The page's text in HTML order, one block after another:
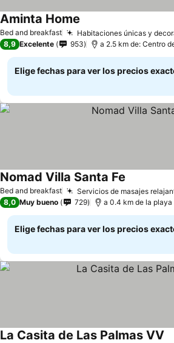
Bed and breakfast Habitaciones únicas y
Aminta Home
8,9 Excelente 953 a 2.5 km de: Centro
Elige fechas para ver los precios
Bed and breakfast Servicios de masajes
Nomad Villa Santa Fe
8,0 Muy bueno 729 a 0.4 km de la playa
Elige fechas para ver los precios
La Casita de Las Palmas VV